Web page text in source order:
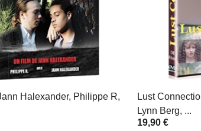
Halexander, Philippe R,
Lust
Lynn Berg, ...
19,90 €